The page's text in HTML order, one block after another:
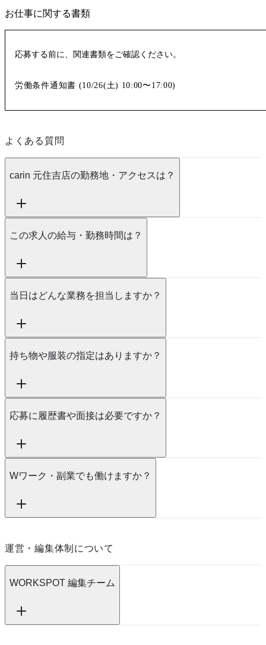
お仕事に関する書類
応募する前に、関連書類をご確認ください。
労働条件通知書 (10/26(土) 10:00〜17:00)
よくある質問
carin 元住吉店の勤務地・アクセスは？
この求人の給与・勤務時間は？
当日はどんな業務を担当しますか？
持ち物や服装の指定はありますか？
応募に履歴書や面接は必要ですか？
Wワーク・副業でも働けますか？
運営・編集体制について
WORKSPOT 編集チーム